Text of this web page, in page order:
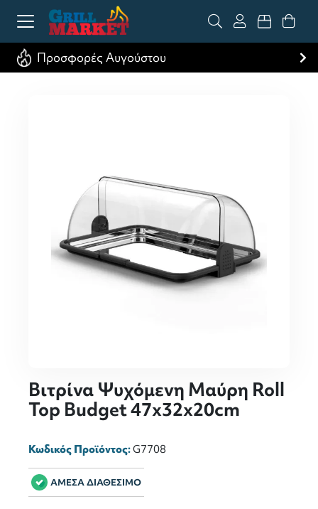
Προσφορές Αυγούστου
Βιτρίνα Ψυχόμενη Μαύρη Roll
Top Budget 47x32x20cm
Κωδικός Προϊόντος:G7708
ΑΜΕΣΑ ΔΙΑΘΕΣΙΜΟ